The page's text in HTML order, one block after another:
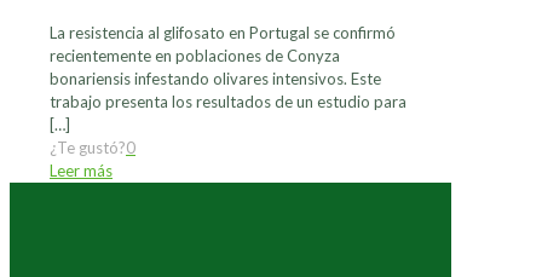
La resistencia al glifosato en Portugal se confirmó
recientemente en poblaciones de Conyza
bonariensis infestando olivares intensivos. Este
trabajo presenta los resultados de un estudio para
[…]
¿Te gustó?0
Leer más